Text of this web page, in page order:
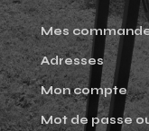
Mes
Adresses
Mon compte
Mot de passe